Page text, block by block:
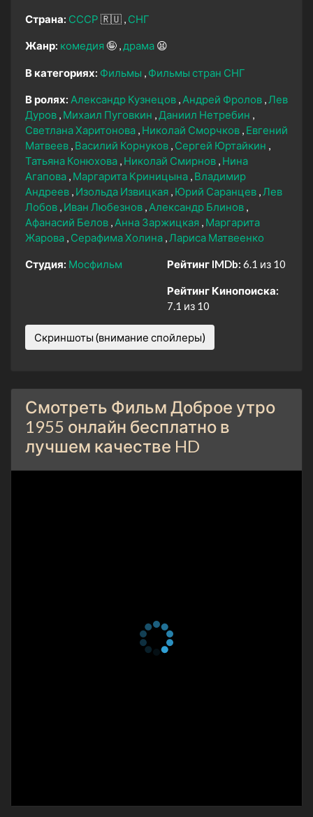
Страна: СССР 🇷🇺 СНГ
Жанр: комедия 🤪 драма 😫
В категориях: Фильмы Фильмы стран СНГ
В ролях: Александр Кузнецов Андрей Фролов Лев
Дуров Михаил Пуговкин
Даниил Нетребин
Светлана Харитонова Николай Сморчков Евгений
Матвеев Василий Корнуков Сергей Юртайкин
Татьяна Конюхова Николай Смирнов Нина
Агапова Маргарита Криницына Владимир
Андреев Изольда Извицкая Юрий Саранцев Лев
Лобов Иван Любезнов Александр Блинов
Афанасий Белов Анна Заржицкая Маргарита
Жарова Серафима Холина Лариса Матвеенко
Студия: Мосфильм Рейтинг IMDb: 6.1 из 10
Рейтинг Кинопоиска:
7.1 из 10
Скриншоты (внимание спойлеры)
Смотреть Фильм Доброе утро
1955 онлайн бесплатно в
лучшем качестве HD